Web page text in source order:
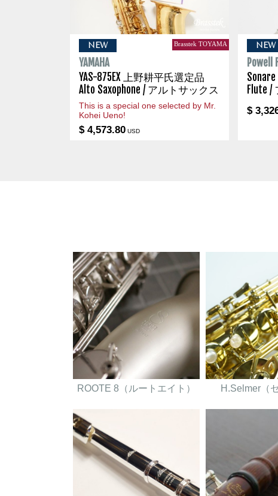
NEW Brasstek TOYAMA
YAMAHA
YAS-875EX 上野耕平氏選定品
Alto Saxophone / アルトサックス
This is a special one selected by Mr.
Kohei Ueno!
$ 4,573.80 USD
NEW
Powell
Flute /
$
ROOTE 8（ルートエイト） H.Selmer（